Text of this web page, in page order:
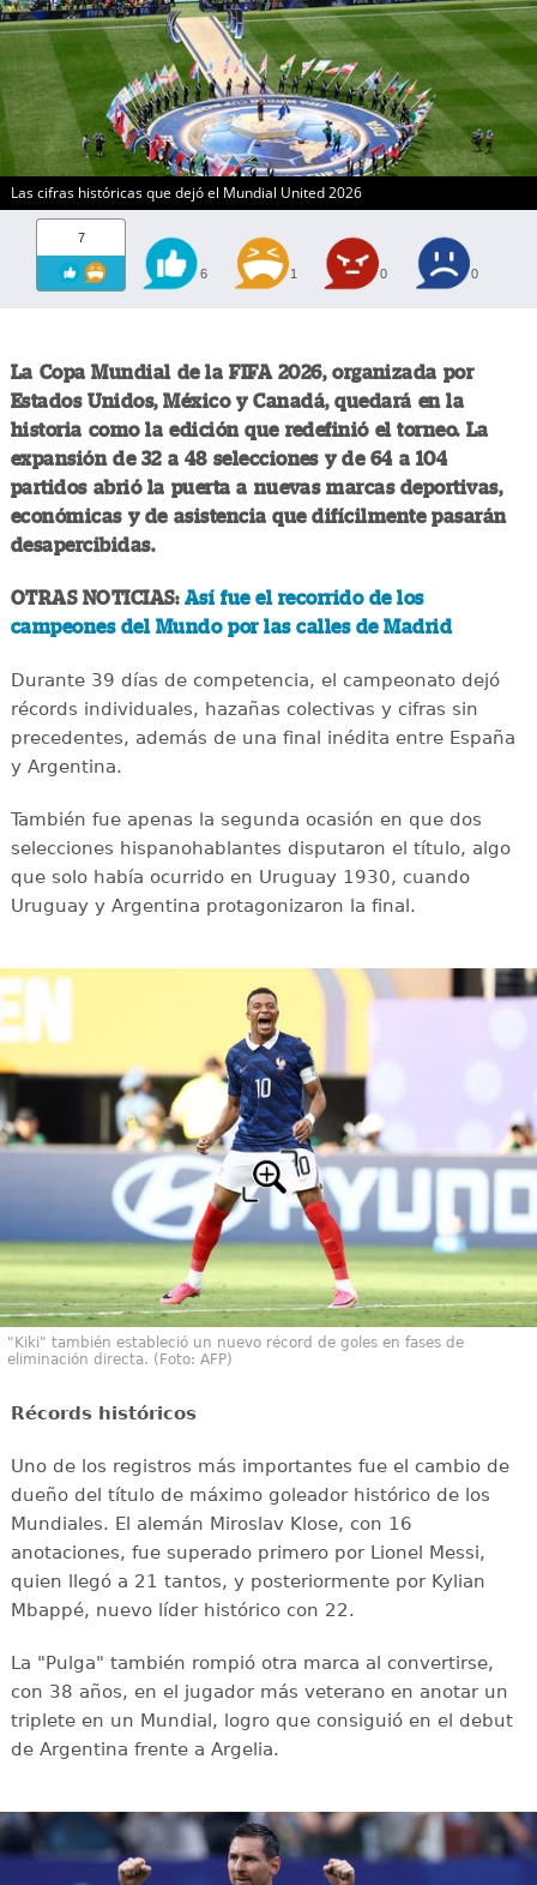
Las cifras históricas que dejó el Mundial United 2026
7
6 1 0 0
La Copa Mundial de la FIFA 2026, organizada por
Estados Unidos, México y Canadá, quedará en la
historia como la edición que redefinió el torneo. La
expansión de 32 a 48 selecciones y de 64 a 104
partidos abrió la puerta a nuevas marcas deportivas,
económicas y de asistencia que difícilmente pasarán
desapercibidas.
OTRAS NOTICIAS: Así fue el recorrido de los
campeones del Mundo por las calles de Madrid
Durante 39 días de competencia, el campeonato dejó
récords individuales, hazañas colectivas y cifras sin
precedentes, además de una final inédita entre España
y Argentina.
También fue apenas la segunda ocasión en que dos
selecciones hispanohablantes disputaron el título, algo
que solo había ocurrido en Uruguay 1930, cuando
Uruguay y Argentina protagonizaron la final.
"Kiki" también estableció un nuevo récord de goles en fases de
eliminación directa. (Foto: AFP)
Récords históricos
Uno de los registros más importantes fue el cambio de
dueño del título de máximo goleador histórico de los
Mundiales. El alemán Miroslav Klose, con 16
anotaciones, fue superado primero por Lionel Messi,
quien llegó a 21 tantos, y posteriormente por Kylian
Mbappé, nuevo líder histórico con 22.
La "Pulga" también rompió otra marca al convertirse,
con 38 años, en el jugador más veterano en anotar un
triplete en un Mundial, logro que consiguió en el debut
de Argentina frente a Argelia.